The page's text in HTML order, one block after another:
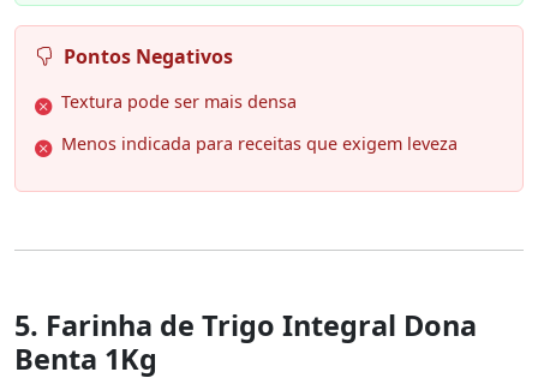
Pontos Negativos
Textura pode ser mais densa
Menos indicada para receitas que exigem leveza
5. Farinha de Trigo Integral Dona
Benta 1Kg